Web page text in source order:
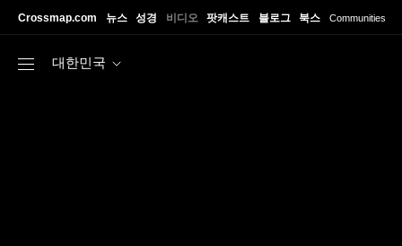
Crossmap.com 뉴스 성경 비디오 팟캐스트 블로그 북스 Communities
대한민국